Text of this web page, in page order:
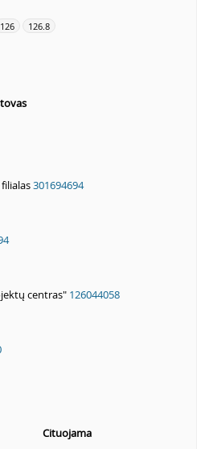
126 126.8
301694694
centras" 126044058
Cituojama